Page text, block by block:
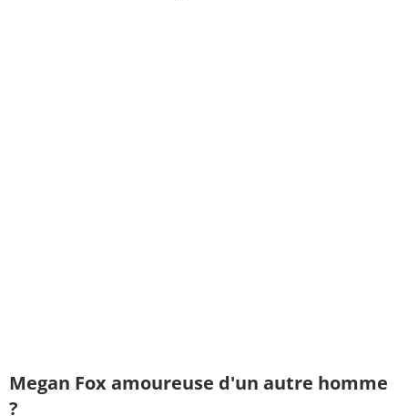
Megan Fox amoureuse d'un autre homme
?